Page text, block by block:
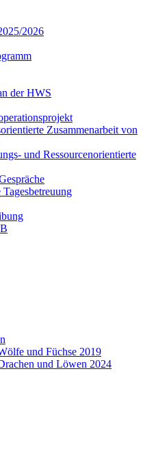
2026
der HWS
Zusammenarbeit von
und Ressourcenorientierte
und Füchse 2019
und Löwen 2024